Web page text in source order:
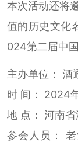
本次活动还将
值的历史文化
024第二届中
主办单位： 酒
时 间： 2024
地 点： 河南省
参会人员：